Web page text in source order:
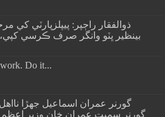
ذوالفقار راڄپر: پيپلزپارٽي کي
بينظير ڀٽو وانگر صرف ڪرسي
Do it...
گورنر سميت عمران خان وزير